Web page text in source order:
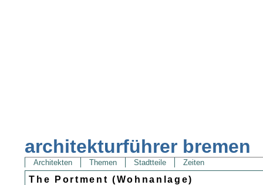
architekturführer bremen
Architekten Themen Stadtteile Zeiten
The Portment (Wohnanlage)